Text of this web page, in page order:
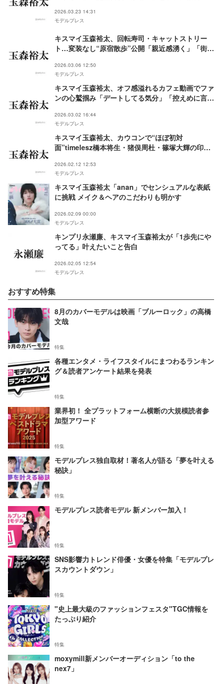
2026.03.23 14:31
モデルプレス
キスマイ玉森裕太、回転寿司・キャットストリー
ト…変装なし“原宿散歩”公開「親近感湧く」「街中
2026.03.06 12:50
モデルプレス
キスマイ玉森裕太、オフ感溢れるカフェ動画でファ
ンの心鷲掴み「デートしてる気分」「控えめに言っ
2026.03.02 16:44
モデルプレス
キスマイ玉森裕太、カウコンで“ほぼ初対
面”timelesz橋本将生・猪俣周杜・篠塚大輝の印象
2026.02.12 12:53
モデルプレス
キスマイ玉森裕太「anan」でセンシュアルな表紙
に挑戦 メイク＆ヘアのこだわりも明かす
2026.02.09 00:00
モデルプレス
キンプリ永瀬廉、キスマイ玉森裕太が「1歩先にや
ってる」叶えたいこと告白
2026.02.05 12:54
モデルプレス
おすすめ特集
8月のカバーモデルは映画「ブルーロック」の高橋
文哉
特集
各種エンタメ・ライフスタイルにまつわるランキン
グ＆読者アンケート結果を発表
特集
業界初！ 全プラットフォーム横断の大規模読者参
加型アワード
特集
モデルプレス独自取材！著名人が語る「夢を叶える
秘訣」
特集
モデルプレス読者モデル 新メンバー加入！
特集
SNS影響力トレンド俳優・女優を特集「モデルプレ
スカウントダウン」
特集
"史上最大級のファッションフェスタ"TGC情報を
たっぷり紹介
特集
moxymill新メンバーオーディション「to the
nex7」